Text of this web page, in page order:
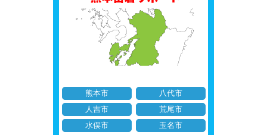
熊本市
八代市
人吉市
荒尾市
水俣市
玉名市